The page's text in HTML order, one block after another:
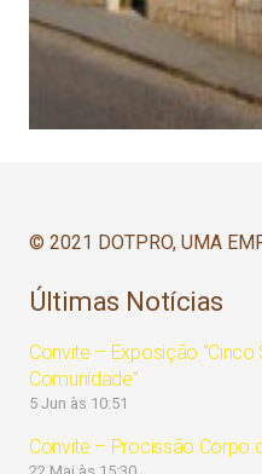
© 2021 DOTPRO, UMA
Últimas Notícias
Convite – Exposição
Comunidade”
5 Jun às 10:51
Convite – Procissão Corpo